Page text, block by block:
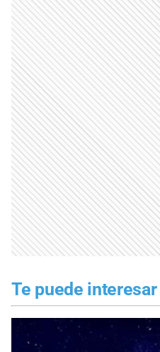
Te puede interesar